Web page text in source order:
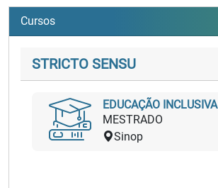
Cursos
STRICTO SENSU
EDUCAÇÃO INCLUSIVA
MESTRADO
Sinop